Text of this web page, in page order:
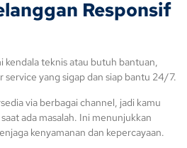
Responsif
kendala teknis atau butuh bantuan,
service yang sigap dan siap bantu 24/7.
via berbagai channel, jadi kamu
ada masalah. Ini menunjukkan
kenyamanan dan kepercayaan.